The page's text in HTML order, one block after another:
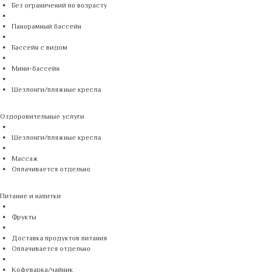
Без ограничений по возрасту
Панорамный бассейн
Бассейн с видом
Мини-бассейн
Шезлонги/пляжные кресла
Оздоровительные услуги
Шезлонги/пляжные кресла
Массаж
Оплачивается отдельно
Питание и напитки
Фрукты
Доставка продуктов питания
Оплачивается отдельно